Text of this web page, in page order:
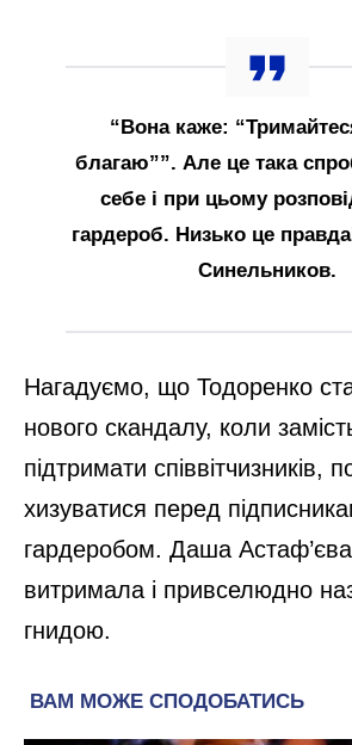
“Вона каже:
благаю””. Але це така
себе і при цьому
гардероб. Низько це
Синельников.
Нагадуємо, що Тодоренко
нового скандалу, коли
підтримати співвітчизників,
хизуватися перед
гардеробом. Даша
витримала і привселюдно
гнидою.